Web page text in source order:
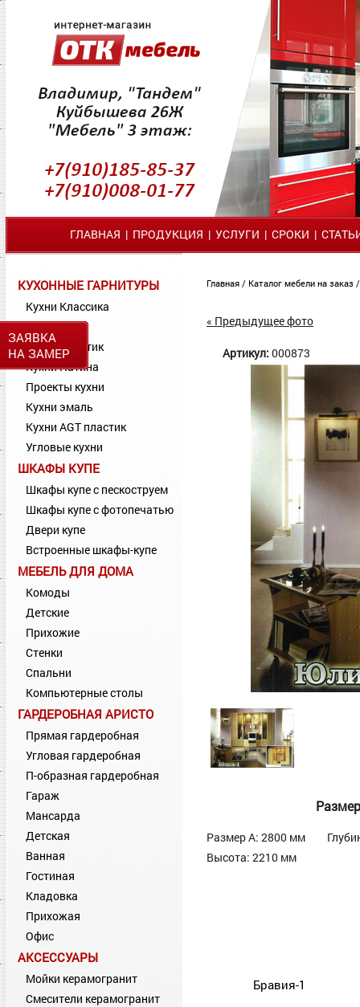
ЗАЯВКА
НА ЗАМЕР
ГЛАВНАЯ | ПРОДУКЦИЯ | УСЛУГИ | СРОКИ |
КУХОННЫЕ ГАРНИТУРЫ
Кухни Классика
Кухни МДФ
Кухни Пластик
Кухни Патина
Проекты кухни
Кухни эмаль
Кухни AGT пластик
Угловые кухни
ШКАФЫ КУПЕ
Шкафы купе с пескоструем
Шкафы купе с фотопечатью
Двери купе
Встроенные шкафы-купе
МЕБЕЛЬ ДЛЯ ДОМА
Комоды
Детские
Прихожие
Стенки
Спальни
Компьютерные столы
ГАРДЕРОБНАЯ АРИСТО
Прямая гардеробная
Угловая гардеробная
П-образная гардеробная
Гараж
Мансарда
Детская
Ванная
Гостиная
Кладовка
Прихожая
Офис
АКСЕССУАРЫ
Мойки керамогранит
Смесители керамогранит
Главная / Каталог мебели на заказ
« Предыдущее фото
Артикул: 000873
Размер А: 2800 мм
Высота: 2210 мм
Бравия-1